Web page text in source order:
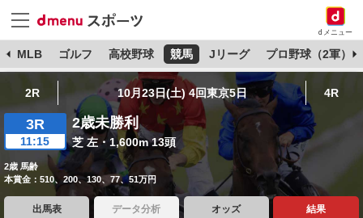
dメニュー
MLB ゴルフ 高校野球 競馬 Jリーグ プロ野球（2軍）
2R 10月23日(土) 4回東京5日 4R
3R
11:15
2歳未勝利
芝 左・1,600m 13頭
2歳 馬齢
本賞金：510、200、130、77、51万円
出馬表 データ分析 オッズ 結果